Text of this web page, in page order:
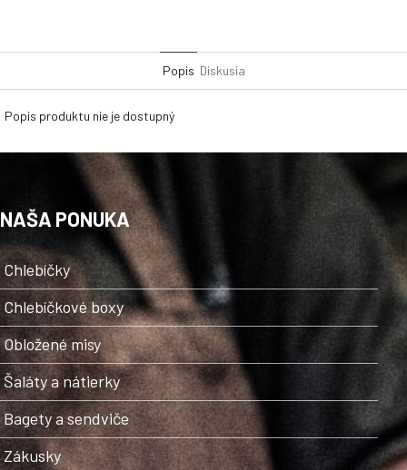
Popis Diskusia
Popis produktu nie je dostupný
NAŠA PONUKA
Chlebíčky
Chlebíčkové boxy
Obložené misy
Šaláty a nátierky
Bagety a sendviče
Zákusky